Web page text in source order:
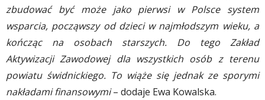
zbudować być może jako pierwsi w Polsce system
wsparcia, począwszy od dzieci w najmłodszym wieku, a
kończąc na osobach starszych. Do tego Zakład
Aktywizacji Zawodowej dla wszystkich osób z terenu
powiatu świdnickiego. To wiąże się jednak ze sporymi
nakładami finansowymi– dodaje Ewa Kowalska.